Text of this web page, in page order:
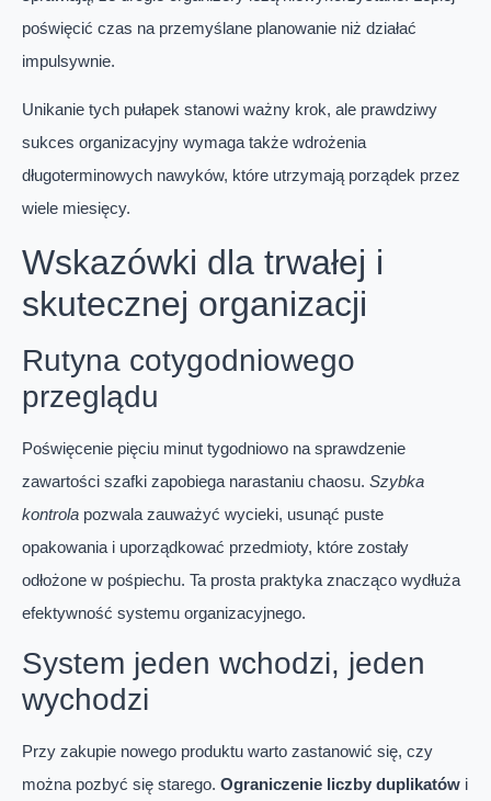
poświęcić czas na przemyślane planowanie niż działać
impulsywnie.
Unikanie tych pułapek stanowi ważny krok, ale prawdziwy
sukces organizacyjny wymaga także wdrożenia
długoterminowych nawyków, które utrzymają porządek przez
wiele miesięcy.
Wskazówki dla trwałej i
skutecznej organizacji
Rutyna cotygodniowego
przeglądu
Poświęcenie pięciu minut tygodniowo na sprawdzenie
zawartości szafki zapobiega narastaniu chaosu. Szybka
kontrola pozwala zauważyć wycieki, usunąć puste
opakowania i uporządkować przedmioty, które zostały
odłożone w pośpiechu. Ta prosta praktyka znacząco wydłuża
efektywność systemu organizacyjnego.
System jeden wchodzi, jeden
wychodzi
Przy zakupie nowego produktu warto zastanowić się, czy
można pozbyć się starego. Ograniczenie liczby duplikatów i